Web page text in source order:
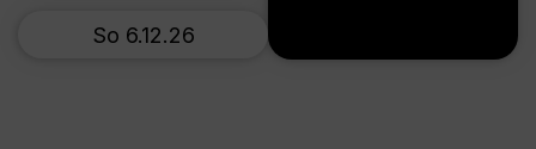
So 6.12.26